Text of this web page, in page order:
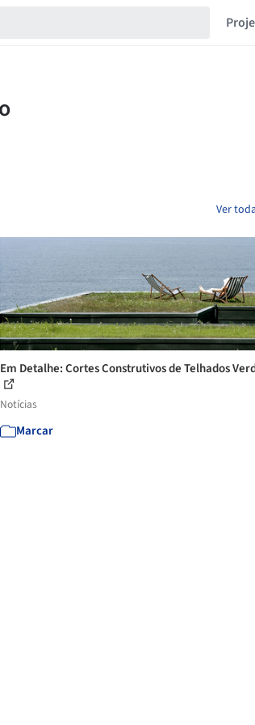
Ver
Em Detalhe: Cortes Construtivos de Telhados
Notícias
Marcar